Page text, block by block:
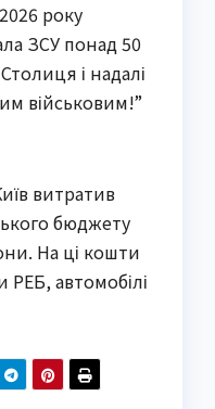
року
ЗСУ понад 50
і надалі
військовим!”
витратив
бюджету
На ці кошти
автомобілі